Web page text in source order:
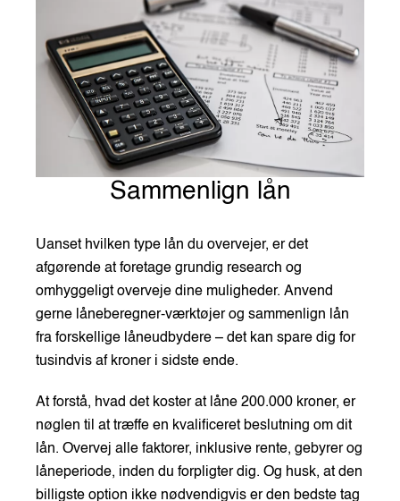
Sammenlign lån
Uanset hvilken type lån du overvejer, er det
afgørende at foretage grundig research og
omhyggeligt overveje dine muligheder. Anvend
gerne låneberegner-værktøjer og sammenlign lån
fra forskellige låneudbydere – det kan spare dig for
tusindvis af kroner i sidste ende.
At forstå, hvad det koster at låne 200.000 kroner, er
nøglen til at træffe en kvalificeret beslutning om dit
lån. Overvej alle faktorer, inklusive rente, gebyrer og
låneperiode, inden du forpligter dig. Og husk, at den
billigste option ikke nødvendigvis er den bedste tag